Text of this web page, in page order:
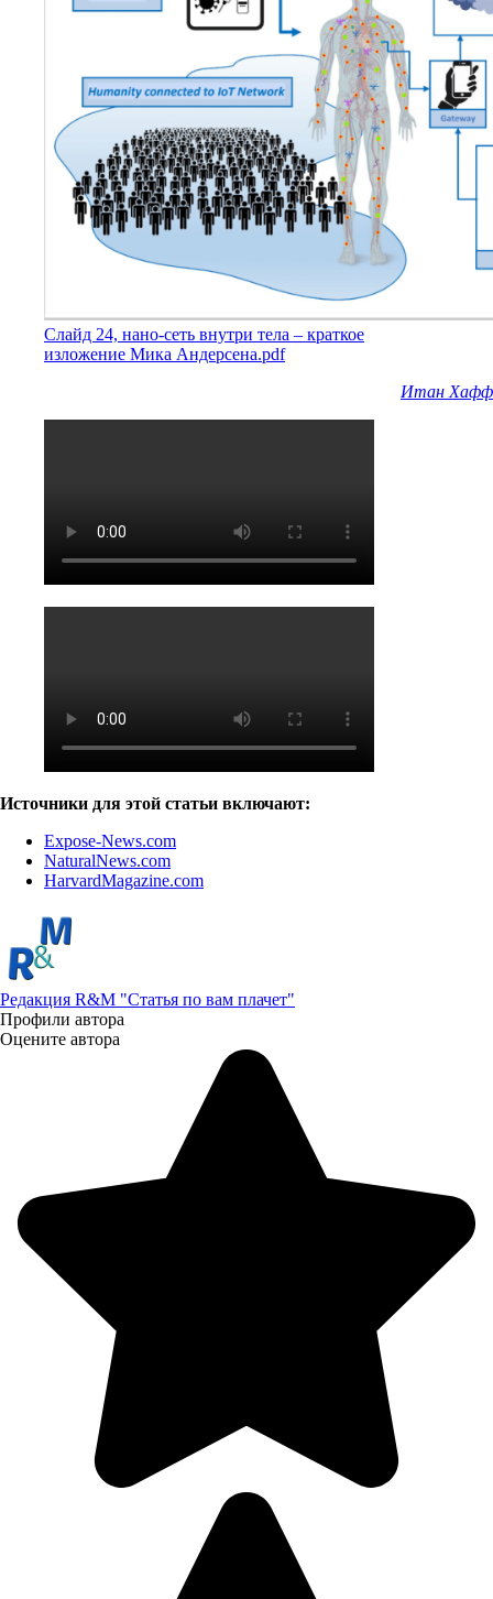
Слайд 24, нано-сеть внутри тела – краткое
изложение Мика Андерсена.pdf
Итан Хафф
Источники для этой статьи включают:
Expose-News.com
NaturalNews.com
HarvardMagazine.com
Редакция R&M "Статья по вам плачет"
Профили автора
Оцените автора